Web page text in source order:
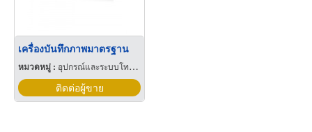
เครื่องบันทึกภาพมาตรฐาน
หมวดหมู่ : อุปกรณ์และระบบโทรทัศน์วงจรปิด
ติดต่อผู้ขาย